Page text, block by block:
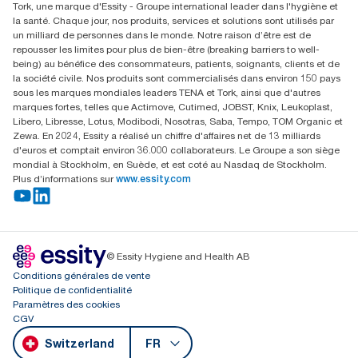
Essity Switzerland AG
Parkstraße 1b
6214 Schenkon
Lundi-jeudi 8:00-16:30 | Vendredi 8:00-15:00
GLN: 7609999000928
Tork, une marque d'Essity - Groupe international leader dans l'hygiène et
la santé. Chaque jour, nos produits, services et solutions sont utilisés par
un milliard de personnes dans le monde. Notre raison d’être est de
repousser les limites pour plus de bien-être (breaking barriers to well-
being) au bénéfice des consommateurs, patients, soignants, clients et de
la société civile. Nos produits sont commercialisés dans environ 150 pays
sous les marques mondiales leaders TENA et Tork, ainsi que d'autres
marques fortes, telles que Actimove, Cutimed, JOBST, Knix, Leukoplast,
Libero, Libresse, Lotus, Modibodi, Nosotras, Saba, Tempo, TOM Organic et
Zewa. En 2024, Essity a réalisé un chiffre d'affaires net de 13 milliards
d'euros et comptait environ 36.000 collaborateurs. Le Groupe a son siège
mondial à Stockholm, en Suède, et est coté au Nasdaq de Stockholm.
Plus d’informations sur www.essity.com
© Essity Hygiene and Health AB
Conditions générales de vente
Politique de confidentialité
Paramètres des cookies
CGV
Switzerland FR